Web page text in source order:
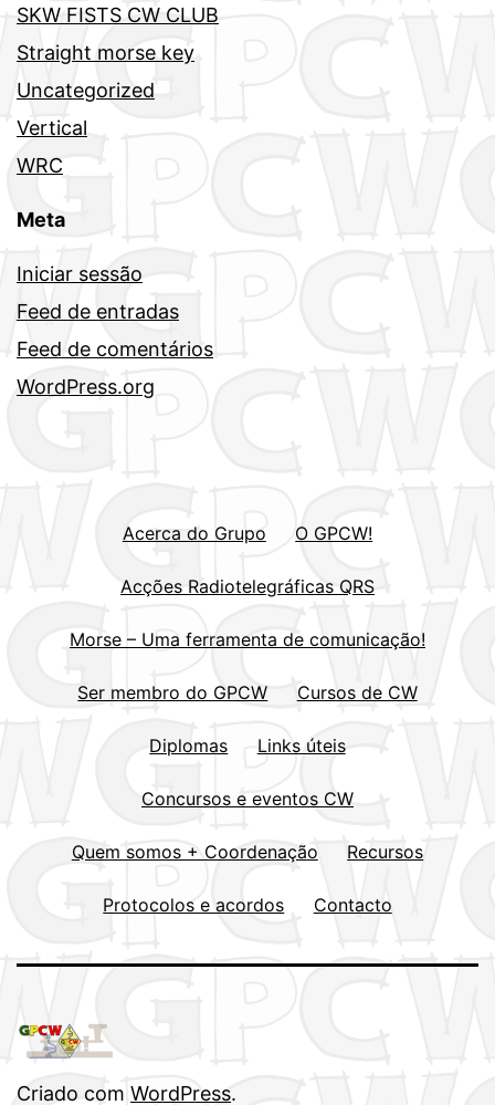
SKW FISTS CW CLUB
Straight morse key
Uncategorized
Vertical
WRC
Meta
Iniciar sessão
Feed de entradas
Feed de comentários
WordPress.org
Acerca do Grupo O GPCW!
Acções Radiotelegráficas QRS
Morse – Uma ferramenta de comunicação!
Ser membro do GPCW Cursos de CW
Diplomas Links úteis
Concursos e eventos CW
Quem somos + Coordenação Recursos
Protocolos e acordos Contacto
Criado com WordPress.